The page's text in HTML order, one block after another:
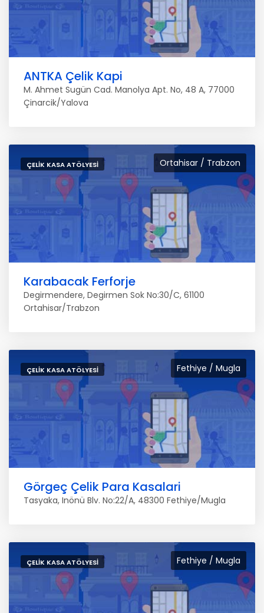
ANTKA Çelik Kapi
M. Ahmet Sugün Cad. Manolya Apt. No, 48 A, 77000
Çinarcik/Yalova
Ortahisar / Trabzon
ÇELIK KASA ATÖLYESI
Karabacak Ferforje
Degirmendere, Degirmen Sok No:30/C, 61100
Ortahisar/Trabzon
Fethiye / Mugla
ÇELIK KASA ATÖLYESI
Görgeç Çelik Para Kasalari
Tasyaka, Inönü Blv. No:22/A, 48300 Fethiye/Mugla
Fethiye / Mugla
ÇELIK KASA ATÖLYESI